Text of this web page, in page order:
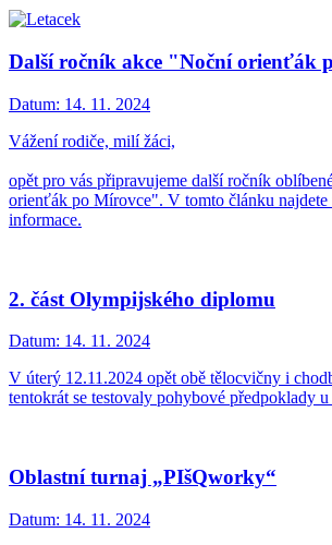
Další ročník akce "Noční orienťák
Datum: 14. 11. 2024
Vážení rodiče, milí žáci,
opět pro vás připravujeme další ročník
orienťák po Mírovce". V tomto článku najdete
informace.
2. část Olympijského diplomu
Datum: 14. 11. 2024
V úterý 12.11.2024 opět obě tělocvičny i
tentokrát se testovaly pohybové předpoklady u
Oblastní turnaj „PIšQworky“
Datum: 14. 11. 2024